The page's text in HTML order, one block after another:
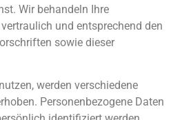
Wir behandeln Ihre
und entsprechend den
sowie dieser
werden verschiedene
Personenbezogene Daten